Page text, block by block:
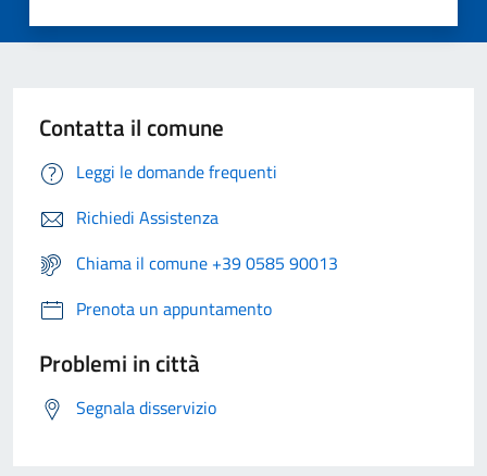
Contatta il comune
Leggi le domande frequenti
Richiedi Assistenza
Chiama il comune +39 0585 90013
Prenota un appuntamento
Problemi in città
Segnala disservizio